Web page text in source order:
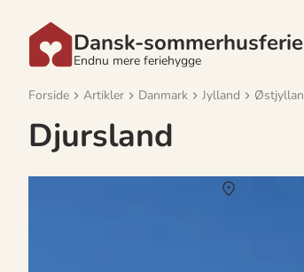
Dansk-sommerhusferie
Endnu mere feriehygge
Forside Artikler Danmark Jylland
Djursland
Familieferie på Djursland –